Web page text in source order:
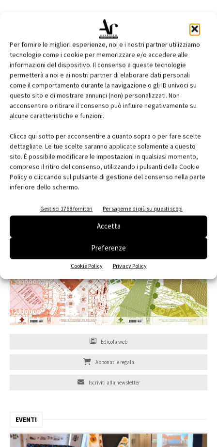
Per fornire le migliori esperienze, noi e i nostri partner utilizziamo
tecnologie come i cookie per memorizzare e/o accedere alle
informazioni del dispositivo. Il consenso a queste tecnologie
permetterà a noi e ai nostri partner di elaborare dati personali
come il comportamento durante la navigazione o gli ID univoci su
questo sito e di mostrare annunci (non) personalizzati. Non
acconsentire o ritirare il consenso può influire negativamente su
alcune caratteristiche e funzioni.
Clicca qui sotto per acconsentire a quanto sopra o per fare scelte
dettagliate. Le tue scelte saranno applicate solamente a questo
sito. È possibile modificare le impostazioni in qualsiasi momento,
compreso il ritiro del consenso, utilizzando i pulsanti della Cookie
Policy o cliccando sul pulsante di gestione del consenso nella parte
inferiore dello schermo.
Gestisci 1768 fornitori Per saperne di più su questi scopi
Accetta
Preferenze
Cookie Policy Privacy Policy
EDICOLA
Edicola web
Abbonati e regala
Iscriviti alla newsletter
EVENTI